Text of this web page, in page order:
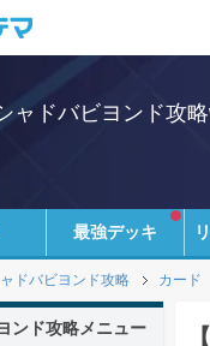
ャドバビヨンド攻
最強デッキ
ドバビヨンド攻略 カード
ンド攻略メニュー